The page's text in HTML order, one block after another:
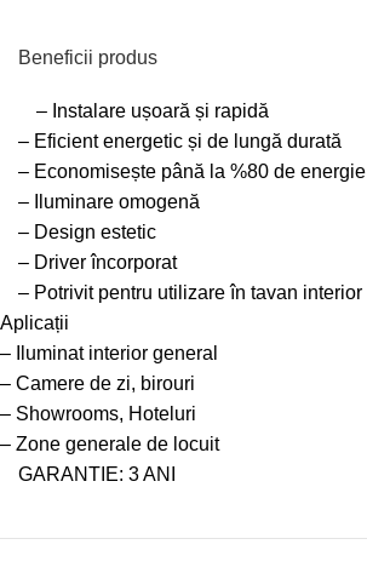
Beneficii produs
– Instalare ușoară și rapidă
– Eficient energetic și de lungă durată
– Economisește până la %80 de energie
– Iluminare omogenă
– Design estetic
– Driver încorporat
– Potrivit pentru utilizare în tavan interior
Aplicații
– Iluminat interior general
– Camere de zi, birouri
– Showrooms, Hoteluri
– Zone generale de locuit
GARANTIE: 3 ANI